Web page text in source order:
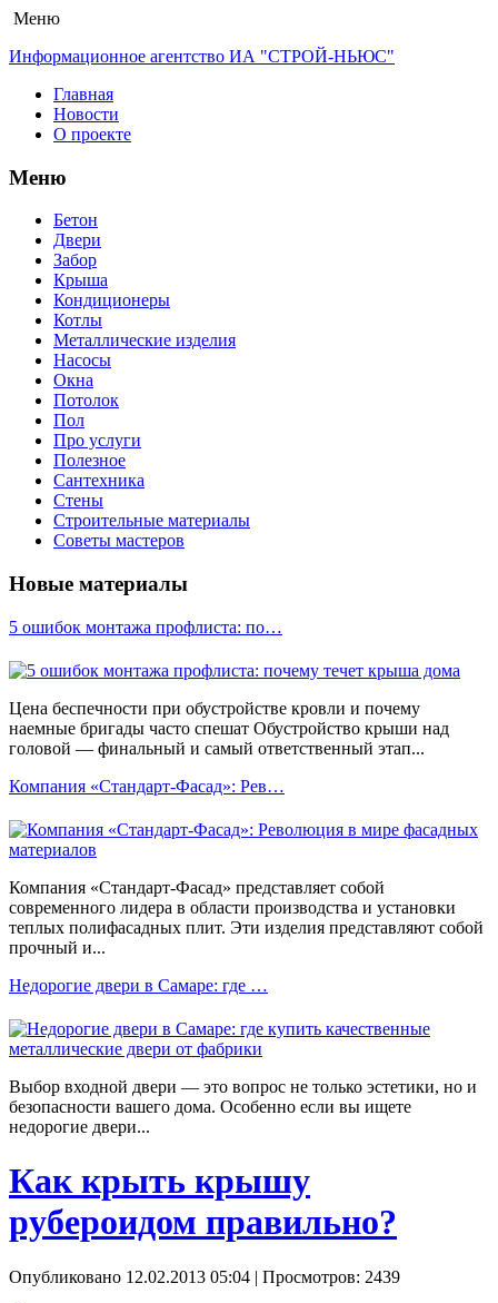
Меню
Информационное агентство ИА "СТРОЙ-НЬЮС"
Главная
Новости
О проекте
Меню
Бетон
Двери
Забор
Крыша
Кондиционеры
Котлы
Металлические изделия
Насосы
Окна
Потолок
Пол
Про услуги
Полезное
Сантехника
Стены
Строительные материалы
Советы мастеров
Новые материалы
5 ошибок монтажа профлиста: по…
Цена беспечности при обустройстве кровли и почему
наемные бригады часто спешат Обустройство крыши над
головой — финальный и самый ответственный этап...
Компания «Стандарт-Фасад»: Рев…
Компания «Стандарт-Фасад» представляет собой
современного лидера в области производства и установки
теплых полифасадных плит. Эти изделия представляют собой
прочный и...
Недорогие двери в Самаре: где …
Выбор входной двери — это вопрос не только эстетики, но и
безопасности вашего дома. Особенно если вы ищете
недорогие двери...
Как крыть крышу
рубероидом правильно?
Опубликовано 12.02.2013 05:04 | Просмотров: 2439